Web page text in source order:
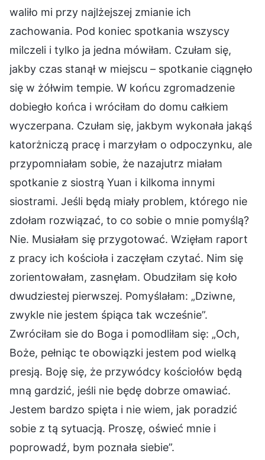
waliło mi przy najlżejszej zmianie ich
zachowania. Pod koniec spotkania wszyscy
milczeli i tylko ja jedna mówiłam. Czułam się,
jakby czas stanął w miejscu – spotkanie ciągnęło
się w żółwim tempie. W końcu zgromadzenie
dobiegło końca i wróciłam do domu całkiem
wyczerpana. Czułam się, jakbym wykonała jakąś
katorżniczą pracę i marzyłam o odpoczynku, ale
przypomniałam sobie, że nazajutrz miałam
spotkanie z siostrą Yuan i kilkoma innymi
siostrami. Jeśli będą miały problem, którego nie
zdołam rozwiązać, to co sobie o mnie pomyślą?
Nie. Musiałam się przygotować. Wzięłam raport
z pracy ich kościoła i zaczęłam czytać. Nim się
zorientowałam, zasnęłam. Obudziłam się koło
dwudziestej pierwszej. Pomyślałam: „Dziwne,
zwykle nie jestem śpiąca tak wcześnie”.
Zwróciłam sie do Boga i pomodliłam się: „Och,
Boże, pełniąc te obowiązki jestem pod wielką
presją. Boję się, że przywódcy kościołów będą
mną gardzić, jeśli nie będę dobrze omawiać.
Jestem bardzo spięta i nie wiem, jak poradzić
sobie z tą sytuacją. Proszę, oświeć mnie i
poprowadź, bym poznała siebie”.